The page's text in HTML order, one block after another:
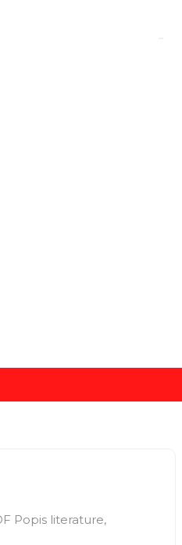
Popis literature,